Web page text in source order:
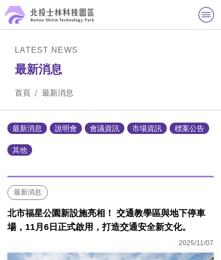
跳到主要內容區
手機版商標：BSTP北投士
林科學園區
LATEST NEWS
最新消息
首頁 最新消息
最新消息 說明會 會議資訊 市場資訊 標案公告
其他
最新消息
北市福星公園新設施亮相！ 交通教學區與地下停車
場，11月6日正式啟用，打造交通安全新文化。
2025/11/07